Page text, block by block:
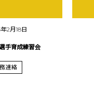
2月18日
手育成練習会
連絡